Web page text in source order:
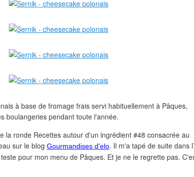
à base de fromage frais servi habituellement à Pâques,
boulangeries pendant toute l'année.
la ronde Recettes autour d'un ingrédient #48 consacrée au
sur le blog Gourmandises d'elo. Il m'a tapé de suite dans
pour mon menu de Pâques. Et je ne le regrette pas.